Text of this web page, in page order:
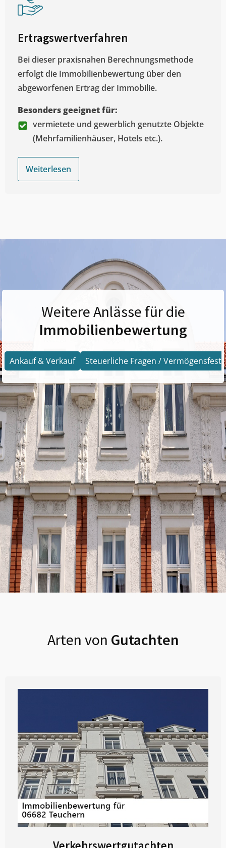
Ertragswertverfahren
Bei dieser praxisnahen Berechnungsmethode
erfolgt die Immobilienbewertung über den
abgeworfenen Ertrag der Immobilie.
Besonders geeignet für:
vermietete und gewerblich genutzte Objekte
(Mehrfamilienhäuser, Hotels etc.).
Weiterlesen
Weitere Anlässe für die
Immobilienbewertung
Ankauf & Verkauf Steuerliche Fragen /
Arten von Gutachten